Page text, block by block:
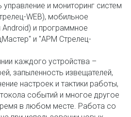
управление и мониторинг систем
WEB), мобильное
Android) и программное
и "АРМ Стрелец-
каждого устройства –
запыленность извещателей,
настроек и тактики работы,
событий и многое другое
в любом месте. Работа со